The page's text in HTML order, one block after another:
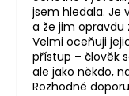
jsem hledala. Je
a že jim opravdu
Velmi oceňuji
přístup – člověk
ale jako někdo,
Rozhodně